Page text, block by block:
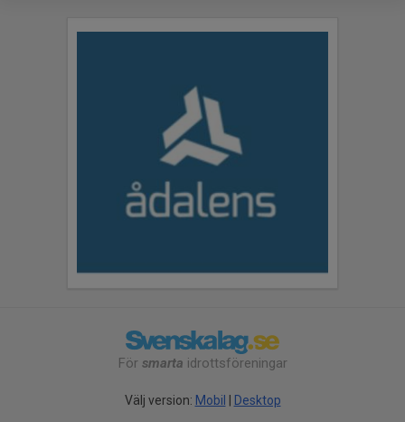
För smarta idrottsföreningar
Välj version: Mobil Desktop